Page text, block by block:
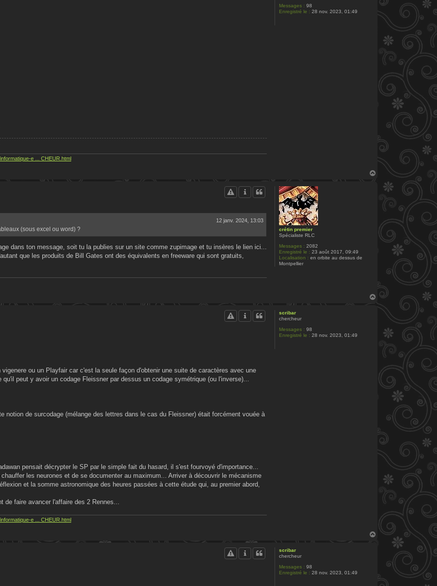
Messages : 98
Enregistré le : 28 nov. 2023, 01:49
e ... CHEUR.html
crétin premier
Spécialiste RLC
Messages : 2082
Enregistré le : 23 août 2017, 09:49
Localisation : en orbite au dessus de
Montpellier
12 janv. 2024, 13:03
(sous excel ou word) ?
dans ton message, soit tu la publies sur un site comme zupimage et tu insères le lien ici...
que les produits de Bill Gates ont des équivalents en freeware qui sont gratuits,
H
a
u
scribar
chercheur
Messages : 98
Enregistré le : 28 nov. 2023, 01:49
ou un Playfair car c'est la seule façon d'obtenir une suite de caractères avec une
peut y avoir un codage Fleissner par dessus un codage symétrique (ou l'inverse)...
notion de surcodage (mélange des lettres dans le cas du Fleissner) était forcément vouée à
pensait décrypter le SP par le simple fait du hasard, il s'est fourvoyé d'importance...
les neurones et de se documenter au maximum... Arriver à découvrir le mécanisme
et la somme astronomique des heures passées à cette étude qui, au premier abord,
faire avancer l'affaire des 2 Rennes...
e ... CHEUR.html
H
scribar
chercheur
Messages : 98
Enregistré le : 28 nov. 2023, 01:49